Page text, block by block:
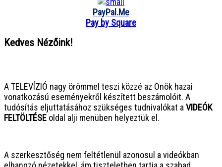
PayPal.Me
Pay by Square
Kedves Nézőink!
A TELEVÍZIÓ nagy örömmel teszi közzé az Önök hazai
vonatkozású eseményekről készített beszámolóit. A
tudósítás eljuttatásához szükséges tudnivalókat a VIDEÓK
FELTÖLTÉSE oldal alji menüben helyeztük el.
A szerkesztőség nem feltétlenül azonosul a videókban